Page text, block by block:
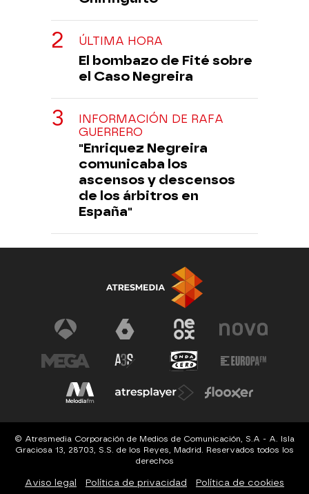
ÚLTIMA HORA
El bombazo de Fité sobre
el Caso Negreira
INFORMACIÓN DE RAFA
GUERRERO
"Enriquez Negreira
comunicaba los
ascensos y descensos
de los árbitros en
España"
© Atresmedia Corporación de Medios de Comunicación, S.A - A. Isla
Graciosa 13, 28703, S.S. de los Reyes, Madrid. Reservados todos los
derechos
Aviso legal Política de privacidad Política de cookies